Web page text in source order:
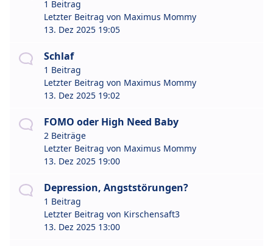
1 Beitrag
Letzter Beitrag von Maximus Mommy
13. Dez 2025 19:05
Schlaf
1 Beitrag
Letzter Beitrag von Maximus Mommy
13. Dez 2025 19:02
FOMO oder High Need Baby
2 Beiträge
Letzter Beitrag von Maximus Mommy
13. Dez 2025 19:00
Depression, Angststörungen?
1 Beitrag
Letzter Beitrag von Kirschensaft3
13. Dez 2025 13:00